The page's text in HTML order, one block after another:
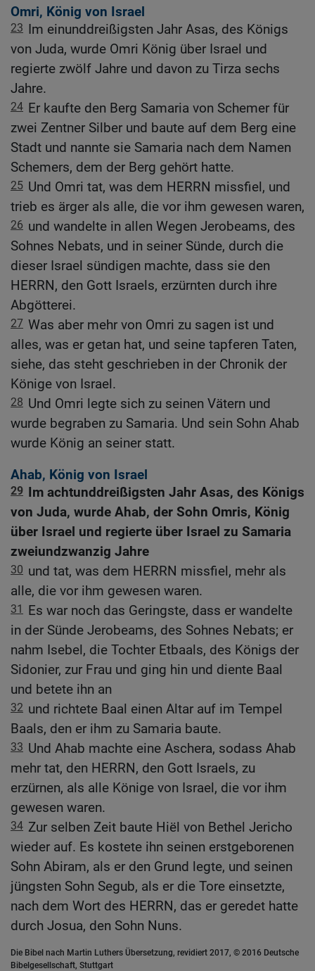
Omri, König von Israel
23 Im einunddreißigsten Jahr Asas, des Königs
von Juda, wurde Omri König über Israel und
regierte zwölf Jahre und davon zu Tirza sechs
Jahre.
24 Er kaufte den Berg Samaria von Schemer für
zwei Zentner Silber und baute auf dem Berg eine
Stadt und nannte sie Samaria nach dem Namen
Schemers, dem der Berg gehört hatte.
25 Und Omri tat, was dem HERRN missfiel, und
trieb es ärger als alle, die vor ihm gewesen waren,
26 und wandelte in allen Wegen Jerobeams, des
Sohnes Nebats, und in seiner Sünde, durch die
dieser Israel sündigen machte, dass sie den
HERRN, den Gott Israels, erzürnten durch ihre
Abgötterei.
27 Was aber mehr von Omri zu sagen ist und
alles, was er getan hat, und seine tapferen Taten,
siehe, das steht geschrieben in der Chronik der
Könige von Israel.
28 Und Omri legte sich zu seinen Vätern und
wurde begraben zu Samaria. Und sein Sohn Ahab
wurde König an seiner statt.
Ahab, König von Israel
29 Im achtunddreißigsten Jahr Asas, des Königs
von Juda, wurde Ahab, der Sohn Omris, König
über Israel und regierte über Israel zu Samaria
zweiundzwanzig Jahre
30 und tat, was dem HERRN missfiel, mehr als
alle, die vor ihm gewesen waren.
31 Es war noch das Geringste, dass er wandelte
in der Sünde Jerobeams, des Sohnes Nebats; er
nahm Isebel, die Tochter Etbaals, des Königs der
Sidonier, zur Frau und ging hin und diente Baal
und betete ihn an
32 und richtete Baal einen Altar auf im Tempel
Baals, den er ihm zu Samaria baute.
33 Und Ahab machte eine Aschera, sodass Ahab
mehr tat, den HERRN, den Gott Israels, zu
erzürnen, als alle Könige von Israel, die vor ihm
gewesen waren.
34 Zur selben Zeit baute Hiël von Bethel Jericho
wieder auf. Es kostete ihn seinen erstgeborenen
Sohn Abiram, als er den Grund legte, und seinen
jüngsten Sohn Segub, als er die Tore einsetzte,
nach dem Wort des HERRN, das er geredet hatte
durch Josua, den Sohn Nuns.
Die Bibel nach Martin Luthers Übersetzung, revidiert 2017, © 2016 Deutsche
Bibelgesellschaft, Stuttgart